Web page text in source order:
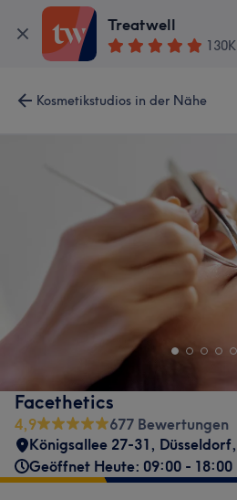
Treatwell
130K
Kosmetikstudios in der Nähe
Facethetics
4,9
677 Bewertungen
Königsallee 27-31, Düsseldorf,
Geöffnet Heute: 09:00 - 18:00